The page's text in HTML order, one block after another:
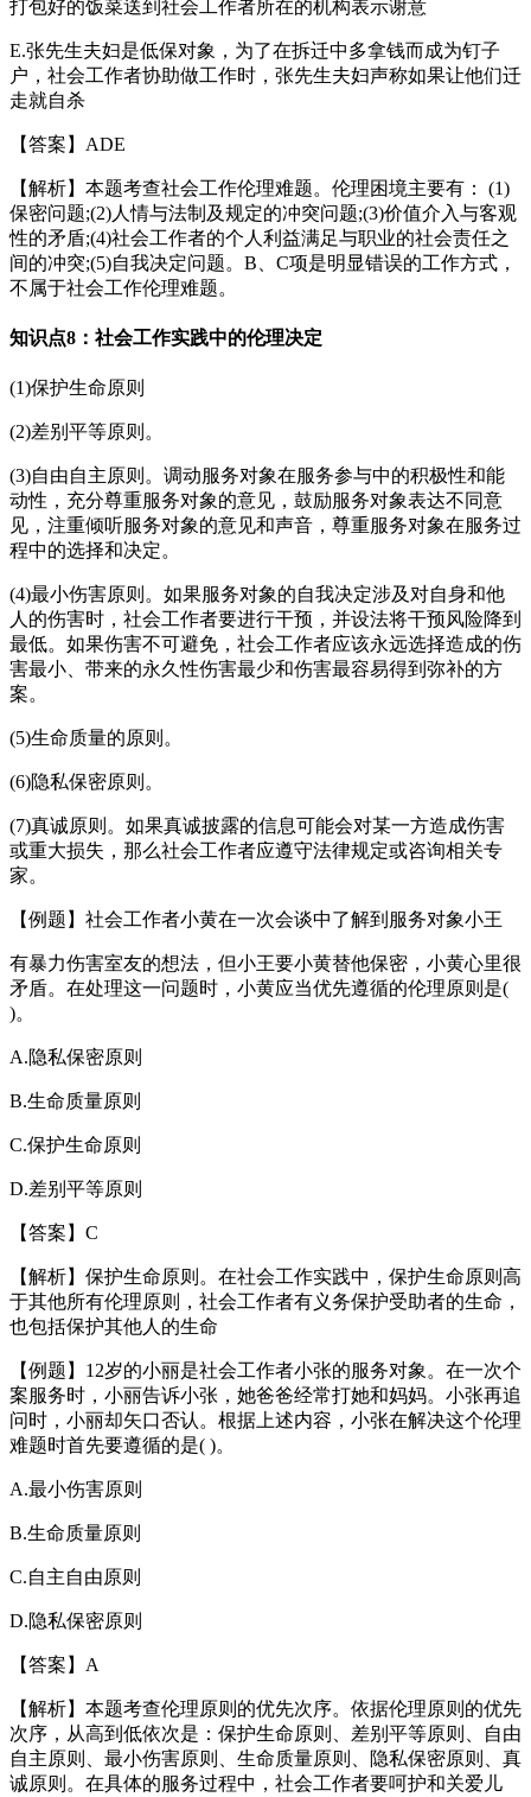
打包好的饭菜送到社会工作者所在的机构表示谢意
E.张先生夫妇是低保对象，为了在拆迁中多拿钱而成为钉子
户，社会工作者协助做工作时，张先生夫妇声称如果让他们迁
走就自杀
【答案】ADE
【解析】本题考查社会工作伦理难题。伦理困境主要有： (1)
保密问题;(2)人情与法制及规定的冲突问题;(3)价值介入与客观
性的矛盾;(4)社会工作者的个人利益满足与职业的社会责任之
间的冲突;(5)自我决定问题。B、C项是明显错误的工作方式，
不属于社会工作伦理难题。
知识点8：社会工作实践中的伦理决定
(1)保护生命原则
(2)差别平等原则。
(3)自由自主原则。调动服务对象在服务参与中的积极性和能
动性，充分尊重服务对象的意见，鼓励服务对象表达不同意
见，注重倾听服务对象的意见和声音，尊重服务对象在服务过
程中的选择和决定。
(4)最小伤害原则。如果服务对象的自我决定涉及对自身和他
人的伤害时，社会工作者要进行干预，并设法将干预风险降到
最低。如果伤害不可避免，社会工作者应该永远选择造成的伤
害最小、带来的永久性伤害最少和伤害最容易得到弥补的方
案。
(5)生命质量的原则。
(6)隐私保密原则。
(7)真诚原则。如果真诚披露的信息可能会对某一方造成伤害
或重大损失，那么社会工作者应遵守法律规定或咨询相关专
家。
【例题】社会工作者小黄在一次会谈中了解到服务对象小王
有暴力伤害室友的想法，但小王要小黄替他保密，小黄心里很
矛盾。在处理这一问题时，小黄应当优先遵循的伦理原则是(
)。
A.隐私保密原则
B.生命质量原则
C.保护生命原则
D.差别平等原则
【答案】C
【解析】保护生命原则。在社会工作实践中，保护生命原则高
于其他所有伦理原则，社会工作者有义务保护受助者的生命，
也包括保护其他人的生命
【例题】12岁的小丽是社会工作者小张的服务对象。在一次个
案服务时，小丽告诉小张，她爸爸经常打她和妈妈。小张再追
问时，小丽却矢口否认。根据上述内容，小张在解决这个伦理
难题时首先要遵循的是( )。
A.最小伤害原则
B.生命质量原则
C.自主自由原则
D.隐私保密原则
【答案】A
【解析】本题考查伦理原则的优先次序。依据伦理原则的优先
次序，从高到低依次是：保护生命原则、差别平等原则、自由
自主原则、最小伤害原则、生命质量原则、隐私保密原则、真
诚原则。在具体的服务过程中，社会工作者要呵护和关爱儿